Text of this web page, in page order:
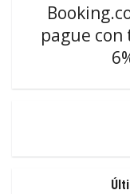
pague con